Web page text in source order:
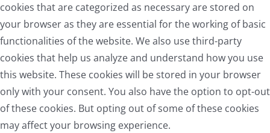
cookies that are categorized as necessary are stored on
your browser as they are essential for the working of basic
functionalities of the website. We also use third-party
cookies that help us analyze and understand how you use
this website. These cookies will be stored in your browser
only with your consent. You also have the option to opt-out
of these cookies. But opting out of some of these cookies
may affect your browsing experience.